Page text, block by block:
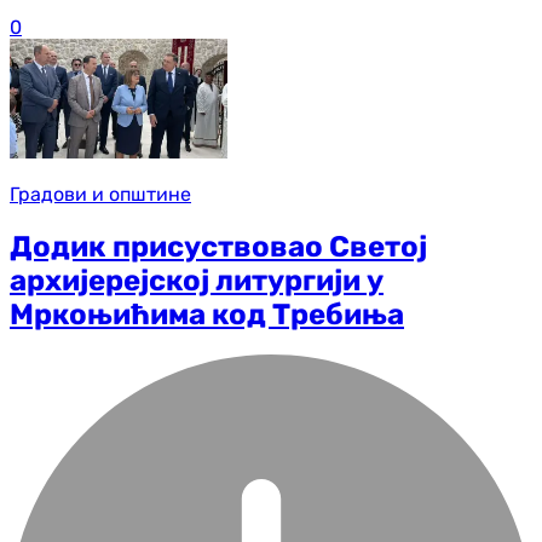
0
Градови и општине
Додик присуствовао Светој
архијерејској литургији у
Мркоњићима код Требиња